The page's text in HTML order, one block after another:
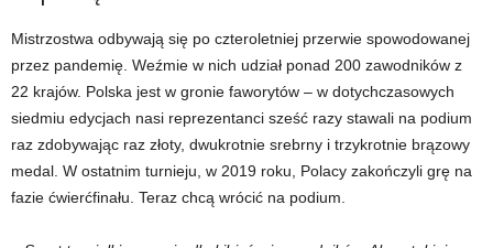
Mistrzostwa odbywają się po czteroletniej przerwie spowodowanej
przez pandemię. Weźmie w nich udział ponad 200 zawodników z
22 krajów. Polska jest w gronie faworytów – w dotychczasowych
siedmiu edycjach nasi reprezentanci sześć razy stawali na podium
raz zdobywając raz złoty, dwukrotnie srebrny i trzykrotnie brązowy
medal. W ostatnim turnieju, w 2019 roku, Polacy zakończyli grę na
fazie ćwierćfinału. Teraz chcą wrócić na podium.